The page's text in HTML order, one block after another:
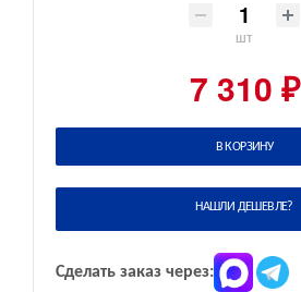
шт
7 310 ₽
В КОРЗИНУ
НАШЛИ ДЕШЕВЛЕ?
Сделать заказ через: